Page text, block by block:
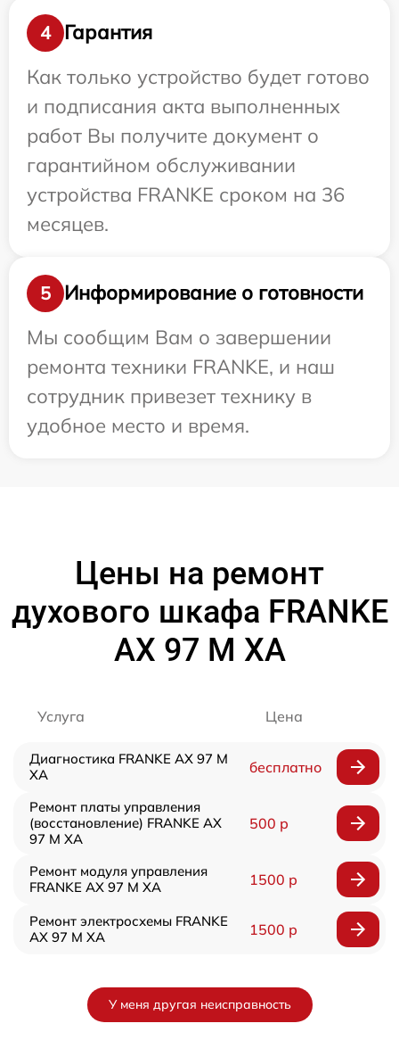
4
Гарантия
Как только устройство будет готово
и подписания акта выполненных
работ Вы получите документ о
гарантийном обслуживании
устройства FRANKE сроком на 36
месяцев.
5
Информирование о готовности
Мы сообщим Вам о завершении
ремонта техники FRANKE, и наш
сотрудник привезет технику в
удобное место и время.
Цены на ремонт
духового шкафа FRANKE
AX 97 M XA
Услуга Цена
Диагностика FRANKE AX 97 M
XA
бесплатно
Ремонт платы управления
(восстановление) FRANKE AX
97 M XA
500 р
Ремонт модуля управления
FRANKE AX 97 M XA
1500 р
Ремонт электросхемы FRANKE
AX 97 M XA
1500 р
У меня другая неисправность